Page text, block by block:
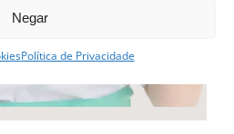
Negar
Política de Privacidade